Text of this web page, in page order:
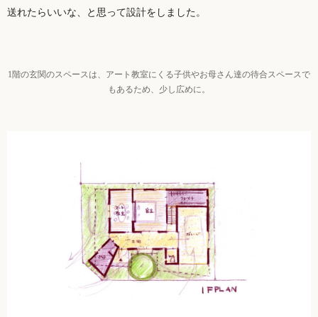
送れたらいいな、と思って設計をしました。
1階の玄関のスペースは、アート教室にくる子供やお母さん達の待合スペースで
もあるため、少し広めに。